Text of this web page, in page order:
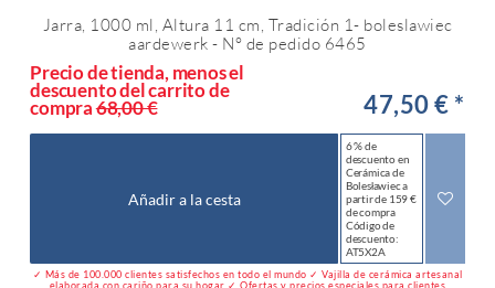
Jarra, 1000 ml, Altura 11 cm, Tradición 1- boleslawiec
aardewerk - N° de pedido 6465
Precio de tienda, menos el
descuento del carrito de
compra68,00 € 47,50 € *
Añadir a la cesta
6 % de
descuento en
Cerámica de
Bolesławiec a
partir de 159 €
de compra
Código de
descuento:
AT5X2A
✓ Más de 100.000 clientes satisfechos en todo el mundo ✓ Vajilla de cerámica artesanal
elaborada con cariño para su hogar ✓ Ofertas y precios especiales para clientes